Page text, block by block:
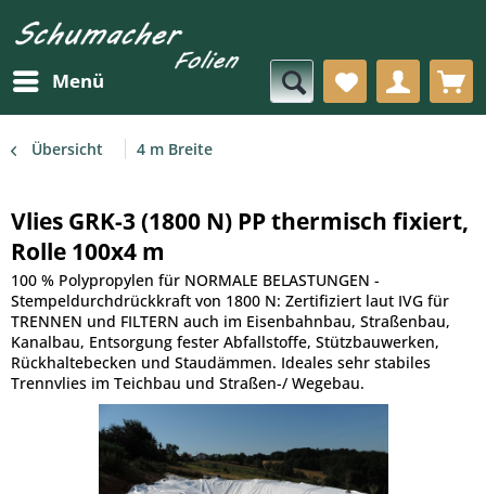
Menü
Übersicht 4 m Breite
Vlies GRK-3 (1800 N) PP thermisch fixiert,
Rolle 100x4 m
100 % Polypropylen für NORMALE BELASTUNGEN -
Stempeldurchdrückkraft von 1800 N: Zertifiziert laut IVG für
TRENNEN und FILTERN auch im Eisenbahnbau, Straßenbau,
Kanalbau, Entsorgung fester Abfallstoffe, Stützbauwerken,
Rückhaltebecken und Staudämmen. Ideales sehr stabiles
Trennvlies im Teichbau und Straßen-/ Wegebau.